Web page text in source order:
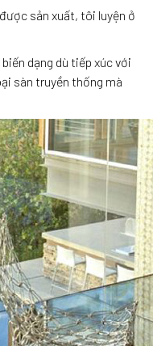
sản xuất, tôi luyện ở
dạng dù tiếp xúc với
sàn truyền thống mà